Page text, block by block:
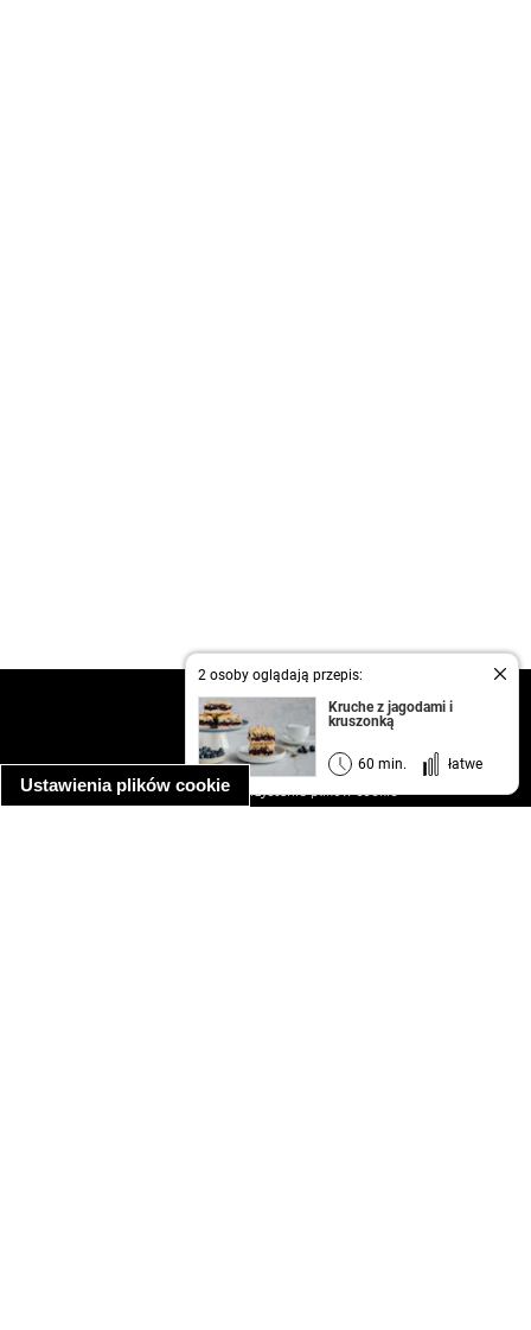
Ustawienia plików cookie
2 osoby oglądają przepis:
Kruche z jagodami i
kruszonką
60 min. łatwe
regulamin
informacja o prywatności
informacja o wykorzystaniu plików cookie